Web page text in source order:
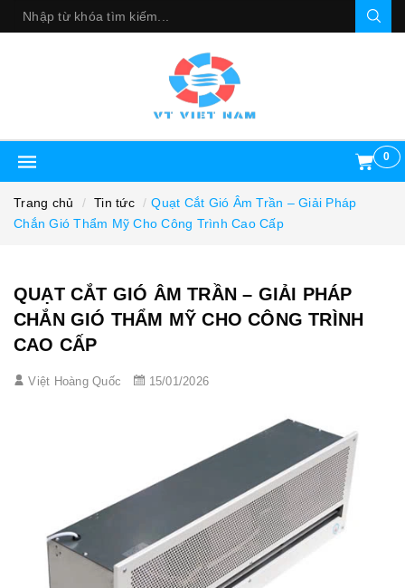
0
Trang chủ Tin tức
Quạt Cắt Gió Âm Trần – Giải Pháp
Chắn Gió Thẩm Mỹ Cho Công Trình Cao Cấp
QUẠT CẮT GIÓ ÂM TRẦN – GIẢI PHÁP
CHẮN GIÓ THẨM MỸ CHO CÔNG TRÌNH
CAO CẤP
Việt Hoàng Quốc 15/01/2026